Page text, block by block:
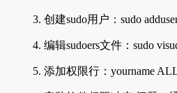
创建sudo用户：sudo
编辑sudoers文件：sudo
添加权限行：yourname